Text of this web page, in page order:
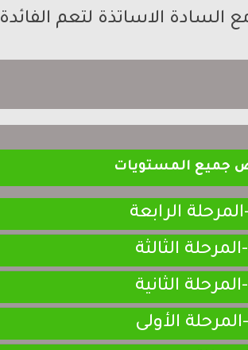
الاساتذة لتعم الفائدة
جميع المستويات